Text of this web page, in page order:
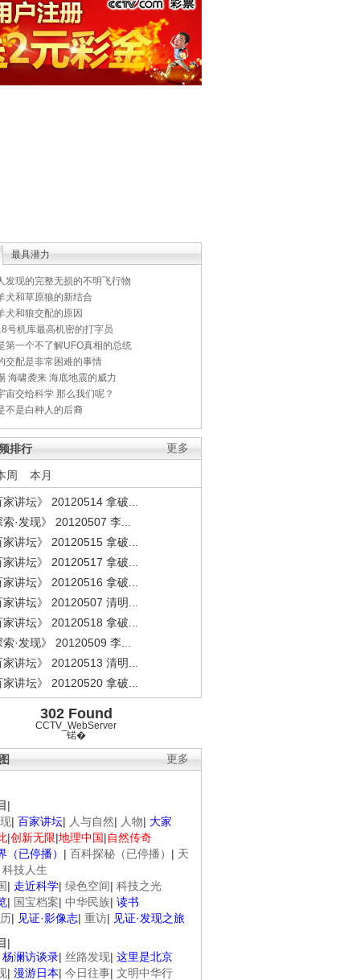
最具潜力
发现的完整无损的不明飞行物
犬和草原狼的新结合
犬和狼交配的原因
号机库最高机密的打字员
第一个不了解UFO真相的总统
交配是非常困难的事情
海啸袭来 海底地震的威力
宙交给科学 那么我们呢？
不是白种人的后裔
更多
排行
周 本月
家讲坛》 20120514 拿破...
索·发现》 20120507 李...
家讲坛》 20120515 拿破...
家讲坛》 20120517 拿破...
家讲坛》 20120516 拿破...
家讲坛》 20120507 清明...
家讲坛》 20120518 拿破...
索·发现》 20120509 李...
家讲坛》 20120513 清明...
家讲坛》 20120520 拿破...
302 Found
CCTV_WebServer
锘�
更多
|
| 百家讲坛| 人与自然| 人物| 大家
|创新无限|地理中国|自然传奇
（已停播） | 百科探秘（已停播） | 天
科技人生
| 走近科学| 绿色空间| 科技之光
| 国宝档案| 中华民族| 读书
| 见证·影像志| 重访| 见证·发现之旅
|
杨澜访谈录| 丝路发现| 这里是北京
| 漫游日本| 今日往事| 文明中华行